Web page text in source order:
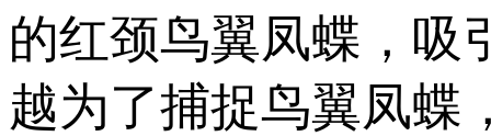
的红颈鸟翼凤蝶，吸
越为了捕捉鸟翼凤蝶